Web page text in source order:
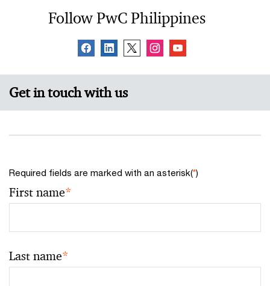
Follow PwC Philippines
Get in touch with us
Required fields are marked with an asterisk(*)
First name*
Last name*